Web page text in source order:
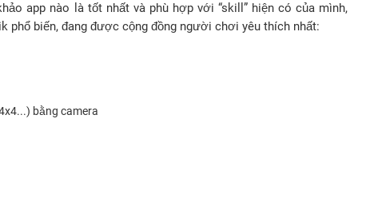
app nào là tốt nhất và phù hợp với “skill” hiện có của mình,
phổ biến, đang được cộng đồng người chơi yêu thích nhất:
bằng camera